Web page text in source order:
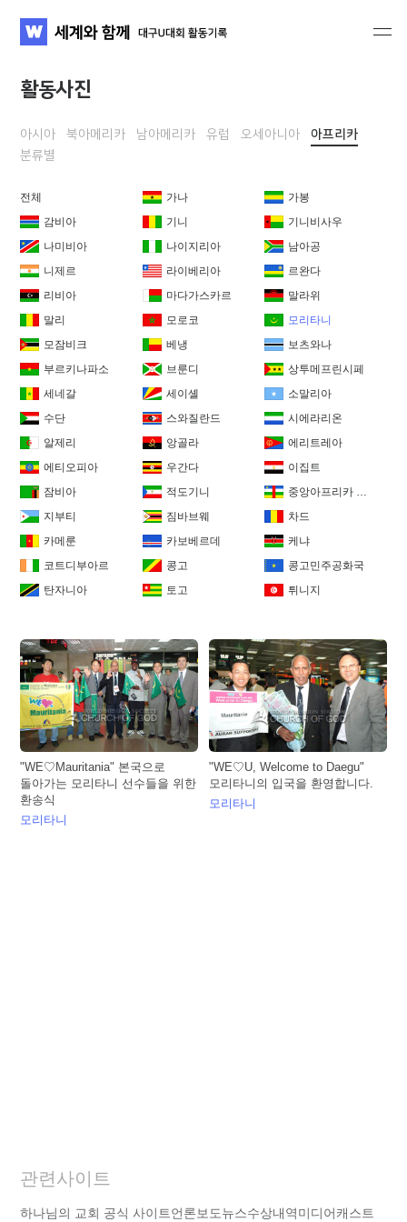
WATV세계와 함께 대구U대회 활동기록
활동사진
아시아 북아메리카 남아메리카 유럽 오세아니아
아프리카
분류별
전체 가나
가봉
감비아
기니
기니비사우
나미비아
나이지리아
남아공
니제르
라이베리아
르완다
리비아
마다가스카르
말라위
말리
모로코
모리타니
모잠비크
베냉
보츠와나
부르키나파소
브룬디
상투메프린시페
세네갈
세이셸
소말리아
수단
스와질란드
시에라리온
알제리
앙골라
에리트레아
에티오피아
우간다
이집트
잠비아
적도기니
중앙아프리카 공화국
지부티
짐바브웨
차드
카메룬
카보베르데
케냐
코트디부아르
콩고
콩고민주공화국
탄자니아
토고 튀니지
"WE♡Mauritania" 본국으로
돌아가는 모리타니 선수들을 위한
환송식
모리타니
"WE♡U, Welcome to Daegu"
모리타니의 입국을 환영합니다.
모리타니
관련사이트
하나님의 교회 공식 사이트언론보도뉴스수상내역미디어캐스트